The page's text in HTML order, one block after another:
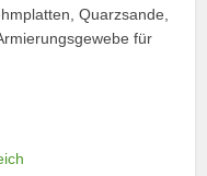
Quarzsande,
für